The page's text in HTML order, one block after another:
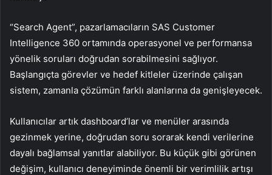
“Search Agent”, pazarlamacıların SAS Customer
Intelligence 360 ortamında operasyonel ve performansa
yönelik soruları doğrudan sorabilmesini sağlıyor.
Başlangıçta görevler ve hedef kitleler üzerinde çalışan
sistem, zamanla çözümün farklı alanlarına da genişleyecek.
Kullanıcılar artık dashboard’lar ve menüler arasında
gezinmek yerine, doğrudan soru sorarak kendi verilerine
dayalı bağlamsal yanıtlar alabiliyor. Bu küçük gibi görünen
değişim, kullanıcı deneyiminde önemli bir verimlilik artışı